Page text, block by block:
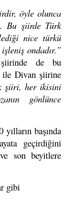
öyle olunca
Bu şiirde Türk
nice türkü
ondadır.”
de bu
ile Divan şiirine
şiiri, her ikisini
gönlünce
başında
geçirdiğini
son beyitlere
gibi